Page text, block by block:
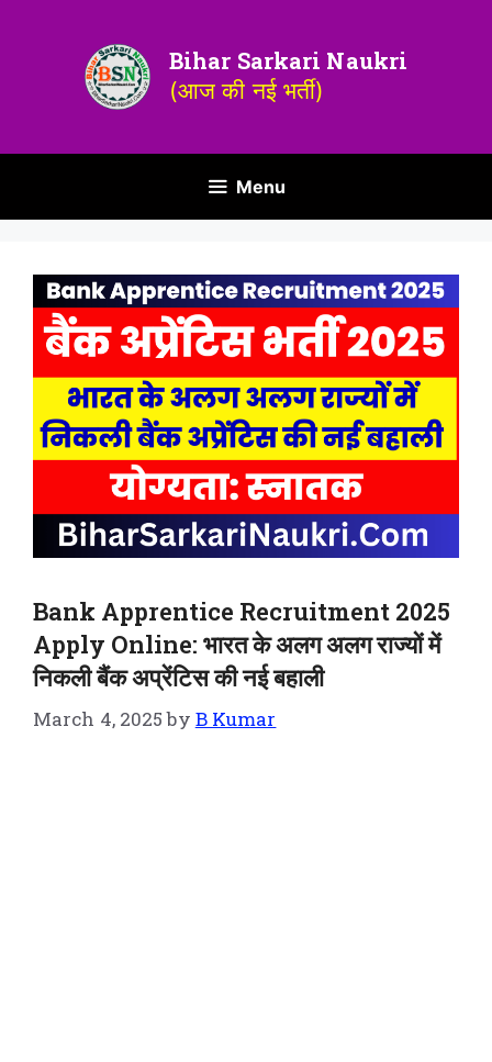
Bihar Sarkari Naukri
(आज की नई भर्ती)
Menu
Bank Apprentice Recruitment 2025
Apply Online: भारत के अलग अलग राज्यों में
निकली बैंक अप्रेंटिस की नई बहाली
March 4, 2025 by B Kumar